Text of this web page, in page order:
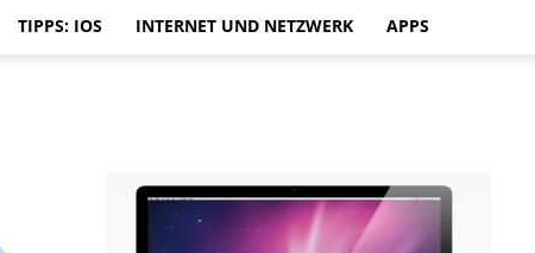
TIPPS: IOS INTERNET UND NETZWERK APPS